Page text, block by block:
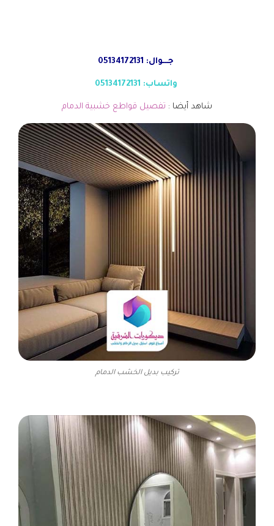
جـــوال: 05134172131
واتساب: 05134172131
شاهد أيضا : تفصيل قواطع خشبية الدمام
تركيب بديل الخشب الدمام